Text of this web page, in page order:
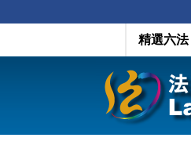
精選六法